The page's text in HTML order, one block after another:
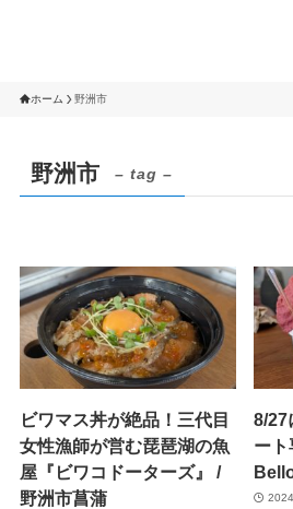
ホーム 野洲市
野洲市 – tag –
ビワマス丼が絶品！三代目
女性漁師が営む琵琶湖の魚
屋『ビワコドーターズ』 /
野洲市菖蒲
8/27
ー